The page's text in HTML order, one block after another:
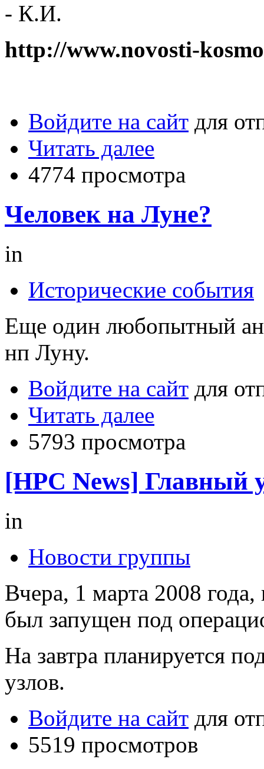
- К.И.
http://www.novosti-
Войдите на сайт для
Читать далее
4774 просмотра
Человек на Луне?
in
Исторические события
Еще один любопытный
нп Луну.
Войдите на сайт для
Читать далее
5793 просмотра
[HPC News] Главный
in
Новости группы
Вчера, 1 марта 2008 года,
был запущен под
На завтра планируется
узлов.
Войдите на сайт для
5519 просмотров